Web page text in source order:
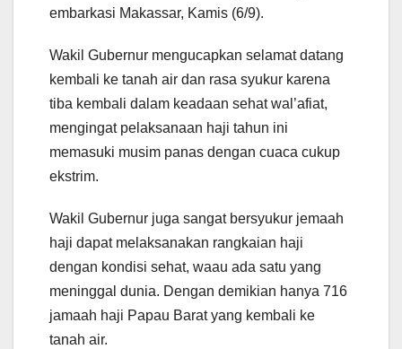
embarkasi Makassar, Kamis (6/9).
Wakil Gubernur mengucapkan selamat datang
kembali ke tanah air dan rasa syukur karena
tiba kembali dalam keadaan sehat wal’afiat,
mengingat pelaksanaan haji tahun ini
memasuki musim panas dengan cuaca cukup
ekstrim.
Wakil Gubernur juga sangat bersyukur jemaah
haji dapat melaksanakan rangkaian haji
dengan kondisi sehat, waau ada satu yang
meninggal dunia. Dengan demikian hanya 716
jamaah haji Papau Barat yang kembali ke
tanah air.